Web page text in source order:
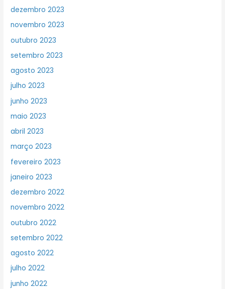
dezembro 2023
novembro 2023
outubro 2023
setembro 2023
agosto 2023
julho 2023
junho 2023
maio 2023
abril 2023
março 2023
fevereiro 2023
janeiro 2023
dezembro 2022
novembro 2022
outubro 2022
setembro 2022
agosto 2022
julho 2022
junho 2022